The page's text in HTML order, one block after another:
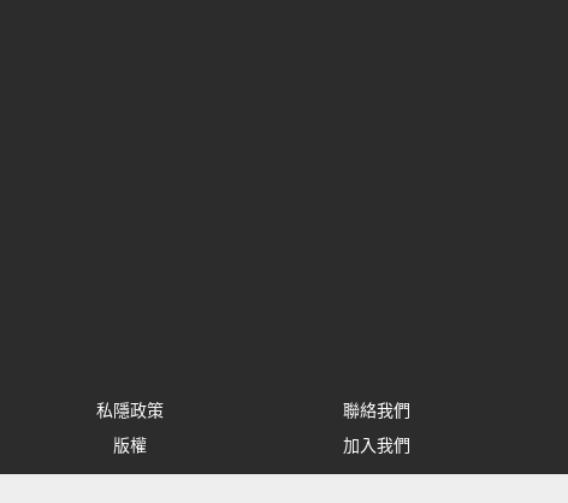
私隱政策
聯絡我們
版權 加入我們